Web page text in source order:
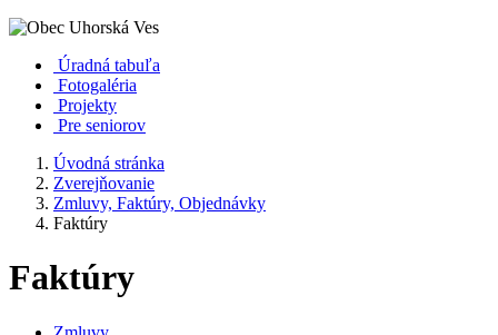
Úradná tabuľa
Fotogaléria
Projekty
Pre seniorov
Úvodná stránka
Zverejňovanie
Zmluvy, Faktúry, Objednávky
Faktúry
Faktúry